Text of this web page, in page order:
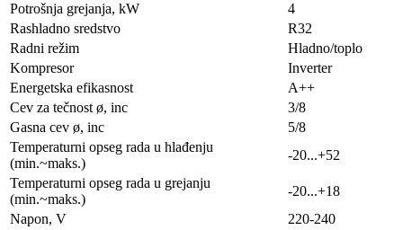
Potrošnja grejanja, kW
4
Rashladno sredstvo
R32
Radni režim
Hladno/toplo
Kompresor
Inverter
Energetska efikasnost
A++
Cev za tečnost ø, inc
3/8
Gasna cev ø, inc
5/8
Temperaturni opseg rada u hlađenju
(min.~maks.)
-20...+52
Temperaturni opseg rada u grejanju
(min.~maks.)
-20...+18
Napon, V
220-240